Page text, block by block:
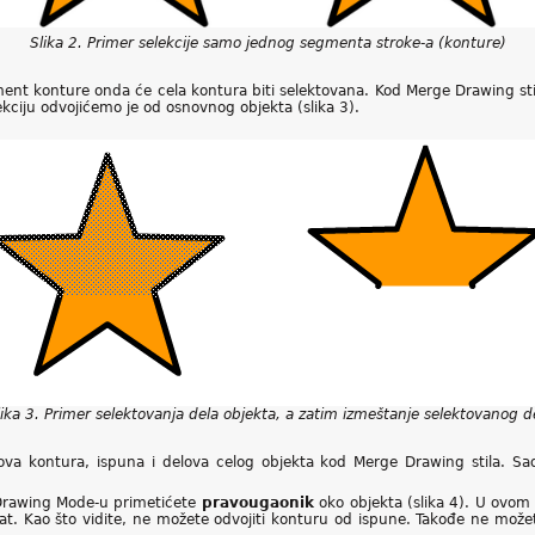
Slika 2. Primer selekcije samo jednog segmenta stroke-a (konture)
konture onda će cela kontura biti selektovana. Kod Merge Drawing
odvojićemo je od osnovnog objekta (slika 3).
3. Primer selektovanja dela objekta, a zatim izmeštanje selektovanog
kontura, ispuna i delova celog objekta kod Merge Drawing stila.
Mode-u primetićete pravougaonikoko objekta (slika 4). U ovom
Kao što vidite, ne možete odvojiti konturu od ispune. Takođe ne